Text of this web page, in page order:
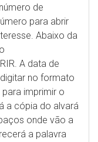
de
para abrir
Abaixo da
A data de
no formato
imprimir o
a cópia do alvará
onde vão a
a palavra